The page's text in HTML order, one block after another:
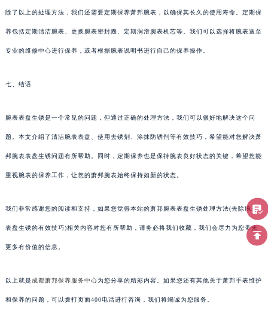
除了以上的处理方法，我们还需要定期保养萧邦腕表，以确保其长久的使用寿命。定期保
养包括定期清洁腕表、更换腕表密封圈、定期润滑腕表机芯等。我们可以选择将腕表送至
专业的维修中心进行保养，或者根据腕表说明书进行自己的保养操作。
七、结语
腕表表盘生锈是一个常见的问题，但通过正确的处理方法，我们可以很好地解决这个问
题。本文介绍了清洁腕表表盘、使用去锈剂、涂抹防锈剂等有效技巧，希望能对您解决萧
邦腕表表盘生锈问题有所帮助。同时，定期保养也是保持腕表良好状态的关键，希望您能
重视腕表的保养工作，让您的萧邦腕表始终保持如新的状态。
我们非常感谢您的阅读和支持，如果您觉得本站的萧邦腕表表盘生锈处理方法(去除腕表
表盘生锈的有效技巧)相关内容对您有所帮助，请务必将我们收藏，我们会尽力为您带来
更多有价值的信息。
以上就是 成都萧邦保养服务中心为您分享的精彩内容。如果您还有其他关于萧邦手表维护
和保养的问题，可以拨打页面400电话进行咨询，我们将竭诚为您服务。